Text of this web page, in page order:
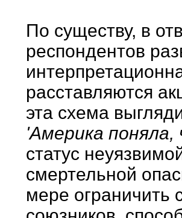
По существу, в
респондентов
расставляются
эта схема
'Америка
статус
смертельной
мере ограничить